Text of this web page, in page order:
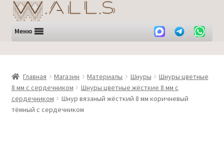
Перейти
к
навигации
Перейти
к
содержимому
Меню
Главная Магазин Материалы Шнуры
Шнуры цветные
8 мм с сердечником
Шнуры цветные жёсткие 8 мм с
сердечником
Шнур вязаный жёсткий 8 мм коричневый
тёмный с сердечником